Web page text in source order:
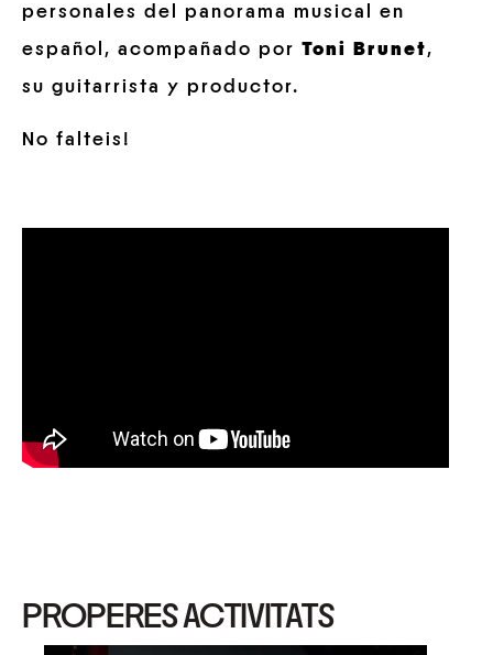
personales del panorama musical en
español, acompañado por Toni Brunet,
su guitarrista y productor.
No falteis!
PROPERES ACTIVITATS